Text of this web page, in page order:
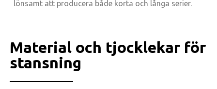
lönsamt att producera både korta och långa serier.
Material och tjocklekar för
stansning